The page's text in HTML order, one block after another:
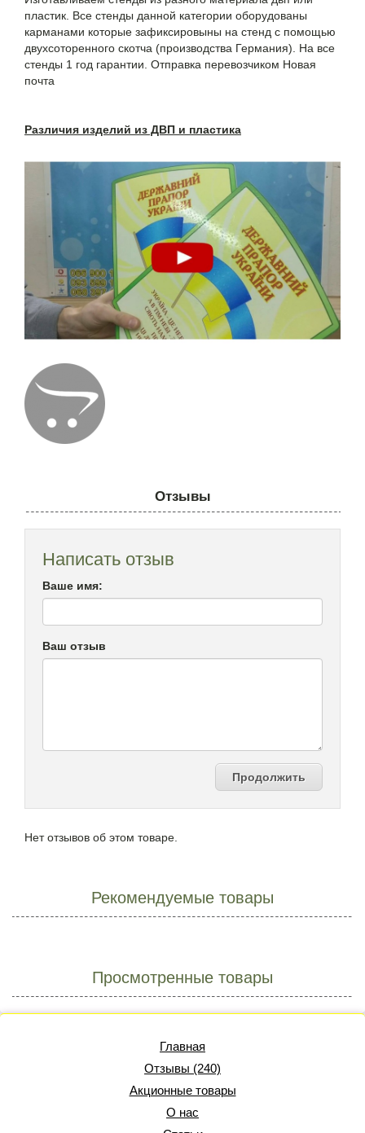
пластик. Все стенды данной категории оборудованы
карманами которые зафиксировыны на стенд с помощью
двухсоторенного скотча (производства Германия). На все
стенды 1 год гарантии. Отправка перевозчиком Новая
почта
Различия изделий из ДВП и пластика
Отзывы
Написать отзыв
Ваше имя:
Ваш отзыв
Продолжить
Нет отзывов об этом товаре.
Рекомендуемые товары
Просмотренные товары
Главная
Отзывы (240)
Акционные товары
О нас